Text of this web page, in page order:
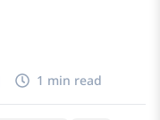
1 min read